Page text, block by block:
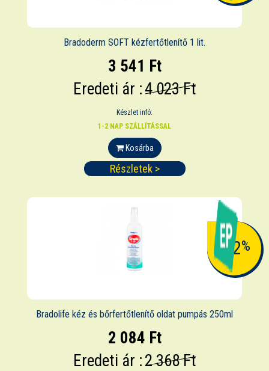
Bradoderm SOFT kézfertőtlenítő 1 lit.
3 541 Ft
Eredeti ár :4 023 Ft
Készlet infó:
1-2 NAP SZÁLLÍTÁSSAL
Kosárba
Részletek >
-12%
Bradolife kéz és bőrfertőtlenítő oldat pumpás 250ml
2 084 Ft
Eredeti ár :2 368 Ft